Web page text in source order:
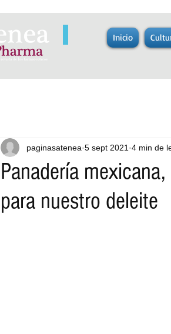
Inicio
Panadería
para nuestro deleite
paginasatenea 5 sept 2021 4 min de